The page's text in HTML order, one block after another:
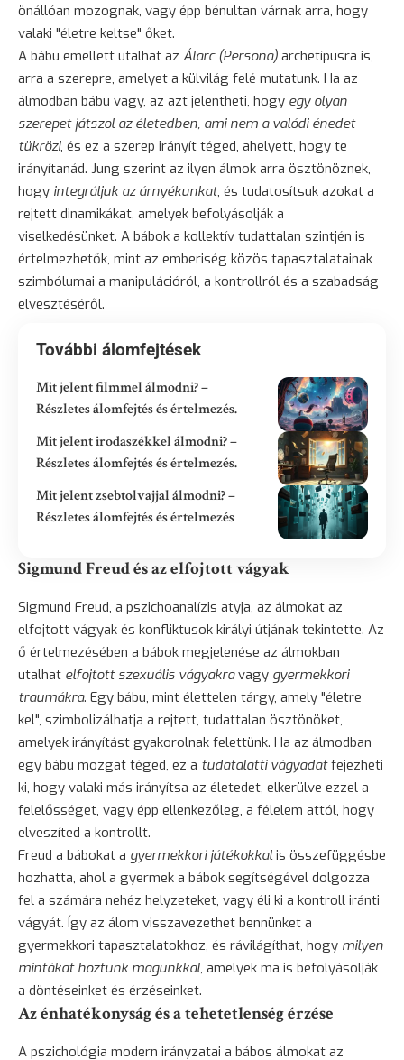
önállóan mozognak, vagy épp bénultan várnak arra, hogy
valaki "életre keltse" őket.
A bábu emellett utalhat az Álarc (Persona) archetípusra is,
arra a szerepre, amelyet a külvilág felé mutatunk. Ha az
álmodban bábu vagy, az azt jelentheti, hogy egy olyan
szerepet játszol az életedben, ami nem a valódi énedet
tükrözi, és ez a szerep irányít téged, ahelyett, hogy te
irányítanád. Jung szerint az ilyen álmok arra ösztönöznek,
hogy integráljuk az árnyékunkat, és tudatosítsuk azokat a
rejtett dinamikákat, amelyek befolyásolják a
viselkedésünket. A bábok a kollektív tudattalan szintjén is
értelmezhetők, mint az emberiség közös tapasztalatainak
szimbólumai a manipulációról, a kontrollról és a szabadság
elvesztéséről.
További álomfejtések
Mit jelent filmmel álmodni? –
Részletes álomfejtés és értelmezés.
Mit jelent irodaszékkel álmodni? –
Részletes álomfejtés és értelmezés.
Mit jelent zsebtolvajjal álmodni? –
Részletes álomfejtés és értelmezés
Sigmund Freud és az elfojtott vágyak
Sigmund Freud, a pszichoanalízis atyja, az álmokat az
elfojtott vágyak és konfliktusok királyi útjának tekintette. Az
ő értelmezésében a bábok megjelenése az álmokban
utalhat elfojtott szexuális vágyakravagy gyermekkori
traumákra. Egy bábu, mint élettelen tárgy, amely "életre
kel", szimbolizálhatja a rejtett, tudattalan ösztönöket,
amelyek irányítást gyakorolnak felettünk. Ha az álmodban
egy bábu mozgat téged, ez a tudatalatti vágyadatfejezheti
ki, hogy valaki más irányítsa az életedet, elkerülve ezzel a
felelősséget, vagy épp ellenkezőleg, a félelem attól, hogy
elveszíted a kontrollt.
Freud a bábokat a gyermekkori játékokkalis összefüggésbe
hozhatta, ahol a gyermek a bábok segítségével dolgozza
fel a számára nehéz helyzeteket, vagy éli ki a kontroll iránti
vágyát. Így az álom visszavezethet bennünket a
gyermekkori tapasztalatokhoz, és rávilágíthat, hogy milyen
mintákat hoztunk magunkkal, amelyek ma is befolyásolják
a döntéseinket és érzéseinket.
Az énhatékonyság és a tehetetlenség érzése
A pszichológia modern irányzatai a bábos álmokat az